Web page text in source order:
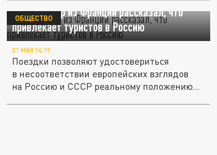
Туроператор из Франции рассказал, что
привлекает туристов в Россию
ОБЩЕСТВО
01 МАЯ 14:19
Поездки позволяют удостовериться
в несоответствии европейских взглядов
на Россию и СССР реальному положению...